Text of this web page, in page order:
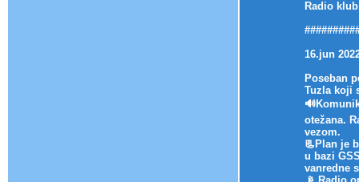
Radio
16.jun
Poseban
Tuzla koji
otežana.
vezom.
📃Plan je
u bazi
vanredne